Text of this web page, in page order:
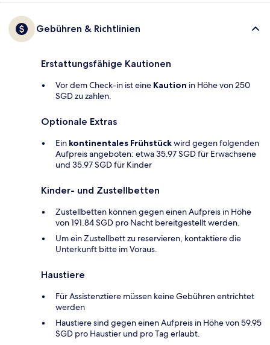
Gebühren & Richtlinien
Erstattungsfähige Kautionen
Vor dem Check-in ist eine Kaution in Höhe von 250
SGD zu zahlen.
Optionale Extras
Ein kontinentales Frühstückwird gegen folgenden
Aufpreis angeboten: etwa 35.97 SGD für Erwachsene
und 35.97 SGD für Kinder
Kinder- und Zustellbetten
Zustellbetten können gegen einen Aufpreis in Höhe
von 191.84 SGD pro Nacht bereitgestellt werden.
Um ein Zustellbett zu reservieren, kontaktiere die
Unterkunft bitte im Voraus.
Haustiere
Für Assistenztiere müssen keine Gebühren entrichtet
werden
Haustiere sind gegen einen Aufpreis in Höhe von 59.95
SGD pro Haustier und pro Tag erlaubt.